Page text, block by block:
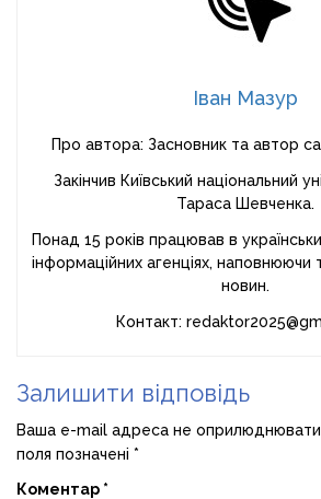
Іван Мазур
Про автора: Засновник та автор
Закінчив Київський національний
Тараса Шевченка.
Понад 15 років працював в
інформаційних агенціях, наповнюючи
новин.
Контакт:
Залишити відповідь
Ваша e-mail адреса не
поля позначені *
Коментар *